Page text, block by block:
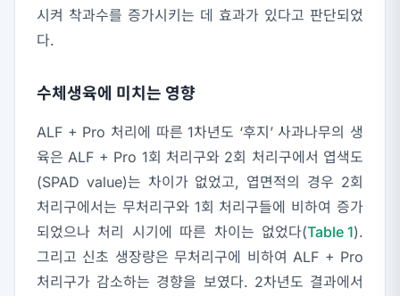
시켜 착과수를 증가시키는 데 효과가 있다고 판단되었
다.
수체생육에 미치는 영향
ALF + Pro 처리에 따른 1차년도 ‘후지’ 사과나무의 생
육은 ALF + Pro 1회 처리구와 2회 처리구에서 엽색도
(SPAD value)는 차이가 없었고, 엽면적의 경우 2회
처리구에서는 무처리구와 1회 처리구들에 비하여 증가
되었으나 처리 시기에 따른 차이는 없었다(Table 1).
그리고 신초 생장량은 무처리구에 비하여 ALF + Pro
처리구가 감소하는 경향을 보였다. 2차년도 결과에서